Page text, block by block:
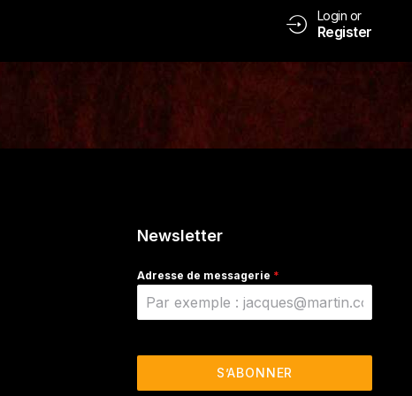
Login or
Register
Newsletter
Adresse de messagerie *
S’ABONNER